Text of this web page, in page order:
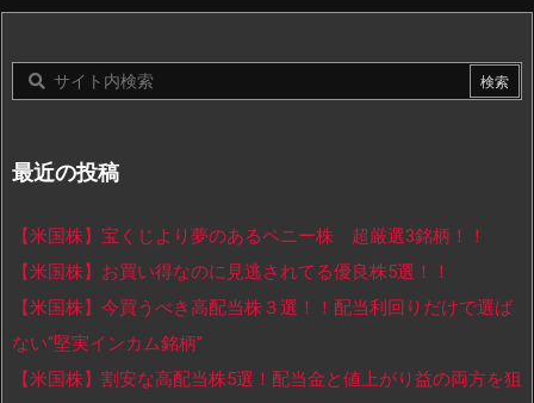
最近の投稿
【米国株】宝くじより夢のあるペニー株 超厳選3銘柄！！
【米国株】お買い得なのに見逃されてる優良株5選！！
【米国株】今買うべき高配当株３選！！配当利回りだけで選ば
ない“堅実インカム銘柄”
【米国株】割安な高配当株5選！配当金と値上がり益の両方を狙